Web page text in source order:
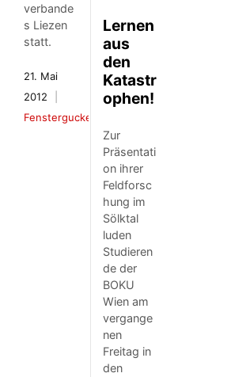
verbande
s Liezen
statt.
21. Mai
2012
Fenstergucker
Lernen
aus
den
Katastr
ophen!
Zur
Präsentati
on ihrer
Feldforsc
hung im
Sölktal
luden
Studieren
de der
BOKU
Wien am
vergange
nen
Freitag in
den